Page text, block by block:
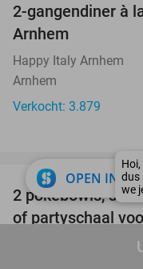
2-gangendiner à
Arnhem
Happy Italy Arnhem
Arnhem
Verkocht: 3.879
2 pokébowls,
of partyschaal
OPEN IN